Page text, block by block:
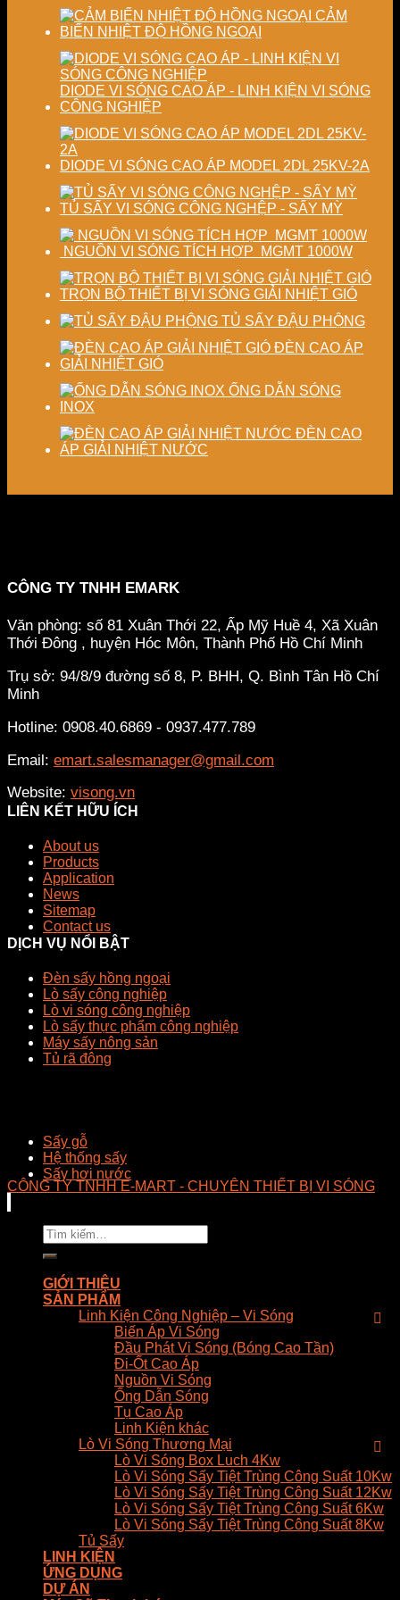
chất
lượng
phẩm
lượng
sấy
nghiệp
CẢM
BIẾN NHIỆT ĐỘ HỒNG NGOẠI
DIODE VI SÓNG CAO ÁP - LINH KIỆN VI SÓNG
CÔNG NGHIỆP
DIODE VI SÓNG CAO ÁP MODEL 2DL 25KV-2A
TỦ SẤY VI SÓNG CÔNG NGHỆP - SẤY MỲ
NGUỒN VI SÓNG TÍCH HỢP MGMT 1000W
TRỌN BỘ THIẾT BỊ VI SÓNG GIẢI NHIỆT GIÓ
TỦ SẤY ĐẬU PHỘNG
ĐÈN CAO ÁP
GIẢI NHIỆT GIÓ
ỐNG DẪN SÓNG
INOX
ĐÈN CAO
ÁP GIẢI NHIỆT NƯỚC
CÔNG TY TNHH EMARK
Văn phòng: số 81 Xuân Thới 22, Ấp Mỹ Huề 4, Xã Xuân
Thới Đông , huyện Hóc Môn, Thành Phố Hồ Chí Minh
Trụ sở: 94/8/9 đường số 8, P. BHH, Q. Bình Tân Hồ Chí
Minh
Hotline: 0908.40.6869 - 0937.477.789
Email: emart.salesmanager@gmail.com
Website: visong.vn
LIÊN KẾT HỮU ÍCH
About us
Products
Application
News
Sitemap
Contact us
DỊCH VỤ NỔI BẬT
Đèn sấy hồng ngoại
Lò sấy công nghiệp
Lò vi sóng công nghiệp
Lò sấy thực phẩm công nghiệp
Máy sấy nông sản
Tủ rã đông
Sấy gỗ
Hệ thống sấy
Sấy hơi nước
CÔNG TY TNHH E-MART - CHUYÊN THIẾT BỊ VI SÓNG
Tìm
kiếm:
GIỚI THIỆU
SẢN PHẨM
Linh Kiện Công Nghiệp – Vi Sóng
Biến Áp Vi Sóng
Đầu Phát Vi Sóng (Bóng Cao Tần)
Đi-Ốt Cao Áp
Nguồn Vi Sóng
Ống Dẫn Sóng
Tụ Cao Áp
Linh Kiện khác
Lò Vi Sóng Thương Mại
Lò Vi Sóng Box Luch 4Kw
Lò Vi Sóng Sấy Tiệt Trùng Công Suất 10Kw
Lò Vi Sóng Sấy Tiệt Trùng Công Suất 12Kw
Lò Vi Sóng Sấy Tiệt Trùng Công Suất 6Kw
Lò Vi Sóng Sấy Tiệt Trùng Công Suất 8Kw
Tủ Sấy
LINH KIỆN
ỨNG DỤNG
DỰ ÁN